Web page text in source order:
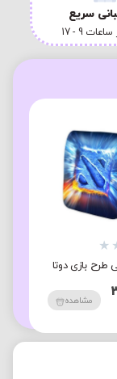
سریع
9 - 17
★
بازی دوتا
مشاهده